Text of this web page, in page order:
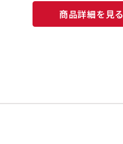
商品詳細を見る